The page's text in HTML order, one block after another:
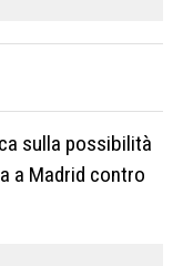
sulla possibilità
a Madrid contro